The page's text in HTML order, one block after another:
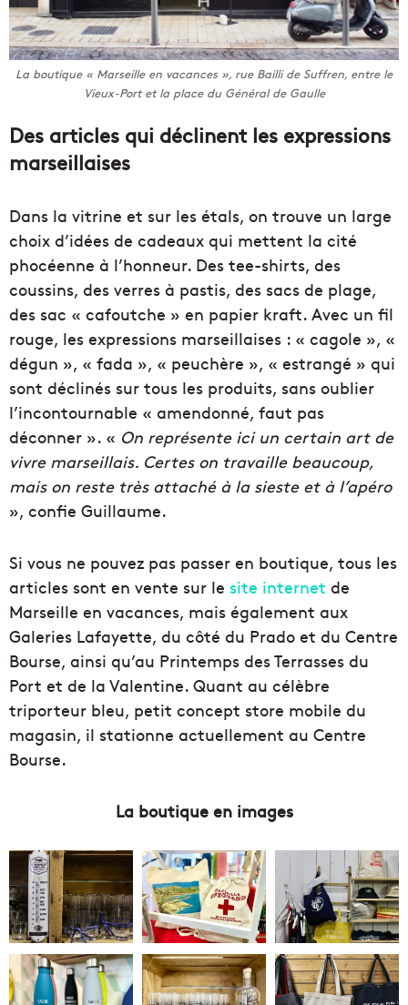
La boutique « Marseille en vacances », rue Bailli de Suffren, entre le
Vieux-Port et la place du Général de Gaulle
Des articles qui déclinent les expressions
marseillaises
Dans la vitrine et sur les étals, on trouve un large
choix d’idées de cadeaux qui mettent la cité
phocéenne à l’honneur. Des tee-shirts, des
coussins, des verres à pastis, des sacs de plage,
des sac « cafoutche » en papier kraft. Avec un fil
rouge, les expressions marseillaises : « cagole », «
dégun », « fada », « peuchère », « estrangé » qui
sont déclinés sur tous les produits, sans oublier
l’incontournable « amendonné, faut pas
déconner ». « On représente ici un certain art de
vivre marseillais. Certes on travaille beaucoup,
mais on reste très attaché à la sieste et à l’apéro
», confie Guillaume.
Si vous ne pouvez pas passer en boutique, tous les
articles sont en vente sur le site internet de
Marseille en vacances, mais également aux
Galeries Lafayette, du côté du Prado et du Centre
Bourse, ainsi qu’au Printemps des Terrasses du
Port et de la Valentine. Quant au célèbre
triporteur bleu, petit concept store mobile du
magasin, il stationne actuellement au Centre
Bourse.
La boutique en images